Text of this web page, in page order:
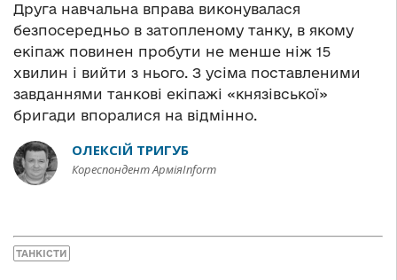
Друга навчальна вправа виконувалася
безпосередньо в затопленому танку, в якому
екіпаж повинен пробути не менше ніж 15
хвилин і вийти з нього. З усіма поставленими
завданнями танкові екіпажі «князівської»
бригади впоралися на відмінно.
ОЛЕКСІЙ ТРИГУБ
Кореспондент АрміяInform
ТАНКІСТИ